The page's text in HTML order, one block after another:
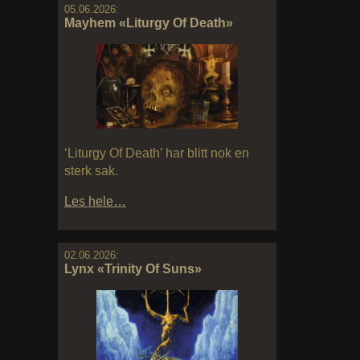
05.06.2026:
Mayhem «Liturgy Of Death»
‘Liturgy Of Death’ har blitt nok en
sterk sak.
Les hele…
02.06.2026:
Lynx «Trinity Of Suns»